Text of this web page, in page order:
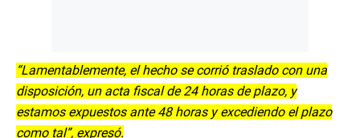
“Lamentablemente, el hecho se corrió traslado con una
disposición, un acta fiscal de 24 horas de plazo, y
estamos expuestos ante 48 horas y excediendo el plazo
como tal”, expresó.